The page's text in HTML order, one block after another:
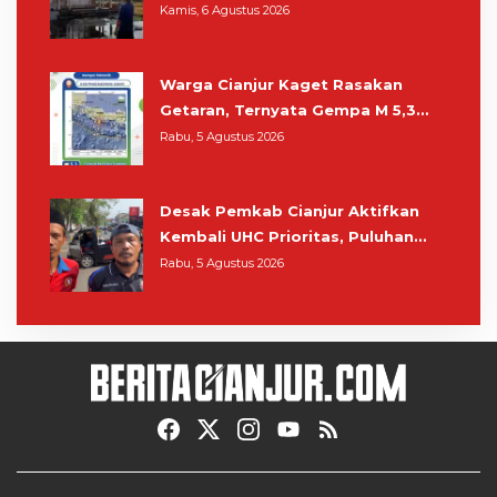
Kamis, 6 Agustus 2026
Warga Cianjur Kaget Rasakan
Getaran, Ternyata Gempa M 5,3
Berpusat di Pangandaran
Rabu, 5 Agustus 2026
Desak Pemkab Cianjur Aktifkan
Kembali UHC Prioritas, Puluhan
Warga Unjuk Rasa di Pendopo
Rabu, 5 Agustus 2026